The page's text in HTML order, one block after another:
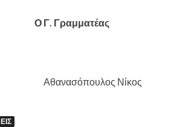
Γραμματέας
Αθανασόπουλος Νίκος